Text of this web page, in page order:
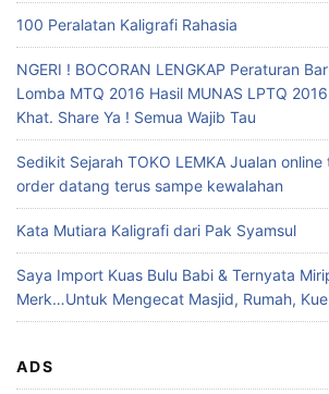
100 Peralatan Kaligrafi Rahasia
NGERI ! BOCORAN LENGKAP Peraturan
Lomba MTQ 2016 Hasil MUNAS LPTQ
Khat. Share Ya ! Semua Wajib Tau
Sedikit Sejarah TOKO LEMKA Jualan
order datang terus sampe kewalahan
Kata Mutiara Kaligrafi dari Pak Syamsul
Saya Import Kuas Bulu Babi & Ternyata
Merk…Untuk Mengecat Masjid, Rumah,
ADS